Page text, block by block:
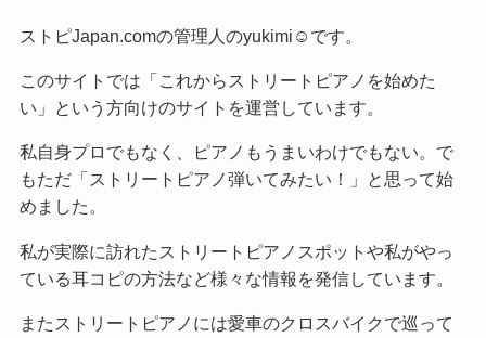
ストピJapan.comの管理人のyukimi☺です。
このサイトでは「これからストリートピアノを始めた
い」という方向けのサイトを運営しています。
私自身プロでもなく、ピアノもうまいわけでもない。で
もただ「ストリートピアノ弾いてみたい！」と思って始
めました。
私が実際に訪れたストリートピアノスポットや私がやっ
ている耳コピの方法など様々な情報を発信しています。
またストリートピアノには愛車のクロスバイクで巡って